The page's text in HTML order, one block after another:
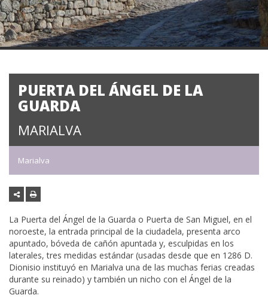
PUERTA DEL ÁNGEL DE LA
GUARDA
MARIALVA
Marialva
La Puerta del Ángel de la Guarda o Puerta de San Miguel, en el
noroeste, la entrada principal de la ciudadela, presenta arco
apuntado, bóveda de cañón apuntada y, esculpidas en los
laterales, tres medidas estándar (usadas desde que en 1286 D.
Dionisio instituyó en Marialva una de las muchas ferias creadas
durante su reinado) y también un nicho con el Ángel de la
Guarda.